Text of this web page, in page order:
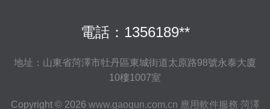
電話：1356189**
地址：山東省菏澤市牡丹區東城街道太原路98號永泰大廈
10樓1007室
Copyright © 2026 www.gaoqun.com.cn 應用軟件服務 菏澤